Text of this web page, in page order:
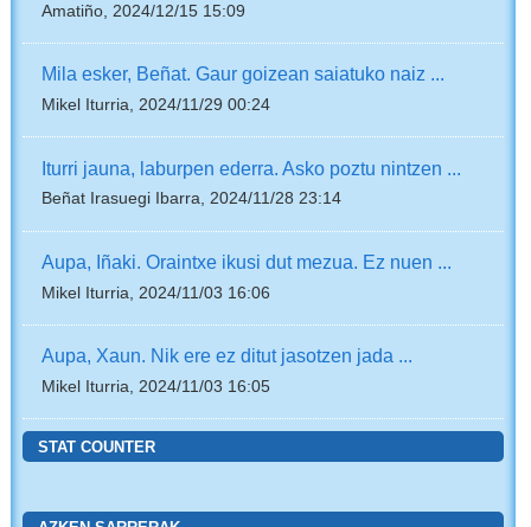
Amatiño, 2024/12/15 15:09
Mila esker, Beñat. Gaur goizean saiatuko naiz ...
Mikel Iturria, 2024/11/29 00:24
Iturri jauna, laburpen ederra. Asko poztu nintzen ...
Beñat Irasuegi Ibarra, 2024/11/28 23:14
Aupa, Iñaki. Oraintxe ikusi dut mezua. Ez nuen ...
Mikel Iturria, 2024/11/03 16:06
Aupa, Xaun. Nik ere ez ditut jasotzen jada ...
Mikel Iturria, 2024/11/03 16:05
STAT COUNTER